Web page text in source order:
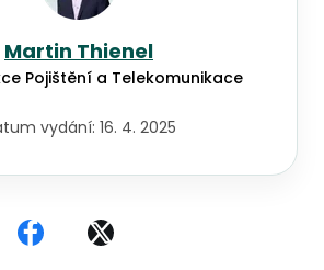
Martin Thienel
Pojištění a Telekomunikace
vydání: 16. 4. 2025
Sdílet na Facebooku
Sdílet na X